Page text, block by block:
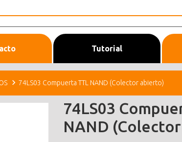
Tutorial
74LS03 Compuerta TTL NAND (Colector abierto)
74LS03
NAND